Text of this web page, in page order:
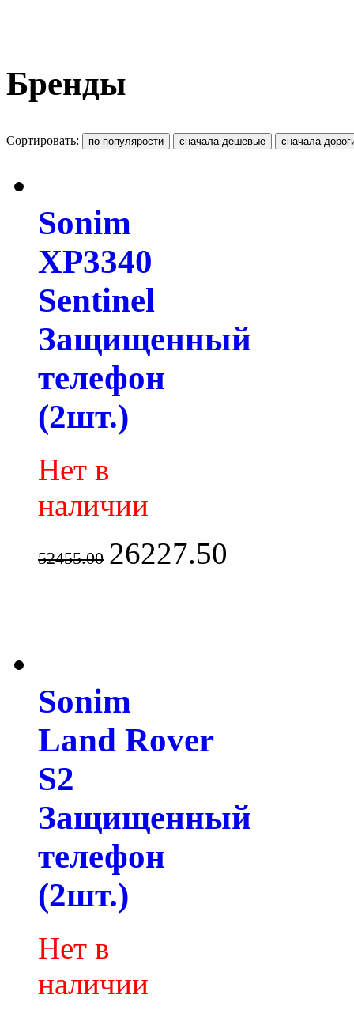
Бренды
Сортировать:
Sonim
XP3340
Sentinel
Защищенный
телефон
(2шт.)
Нет в
наличии
52455.00 26227.50
Sonim
Land Rover
S2
Защищенный
телефон
(2шт.)
Нет в
наличии